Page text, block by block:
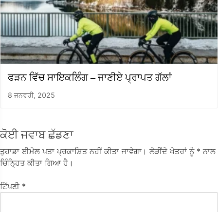
ਫੜਨ ਵਿੱਚ ਸਾਇਕਲਿੰਗ – ਜਾਣੀਏ ਪ੍ਰਾਪਤ ਗੱਲਾਂ
8 ਜਨਵਰੀ, 2025
ਕੋਈ ਜਵਾਬ ਛੱਡਣਾ
ਤੁਹਾਡਾ ਈਮੇਲ ਪਤਾ ਪ੍ਰਕਾਸ਼ਿਤ ਨਹੀਂ ਕੀਤਾ ਜਾਵੇਗਾ। ਲੋੜੀਂਦੇ ਖੇਤਰਾਂ ਨੂੰ * ਨਾਲ
ਚਿੰਨ੍ਹਿਤ ਕੀਤਾ ਗਿਆ ਹੈ।
ਟਿੱਪਣੀ *